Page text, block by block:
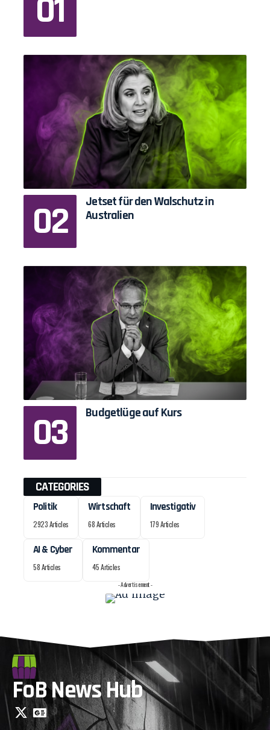
Jetset für den Walschutz in
Australien
Budgetlüge auf Kurs
CATEGORIES
Politik
2923 Articles
Wirtschaft
68 Articles
Investigativ
179 Articles
AI & Cyber
58 Articles
Kommentar
45 Articles
- Advertisement -
FoB News Hub